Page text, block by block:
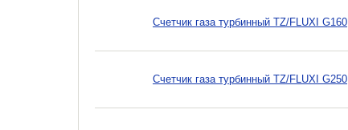
Счетчик газа турбинный TZ/FLUXI G160
Счетчик газа турбинный TZ/FLUXI G250